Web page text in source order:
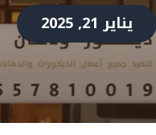
يناير 21, 2025